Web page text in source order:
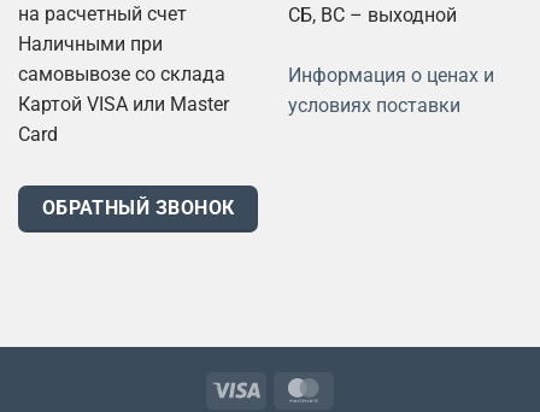
на расчетный счет
Наличными при
самовывозе со склада
Картой VISA или Master
Card
СБ, ВС – выходной
Информация о ценах и
условиях поставки
ОБРАТНЫЙ ЗВОНОК